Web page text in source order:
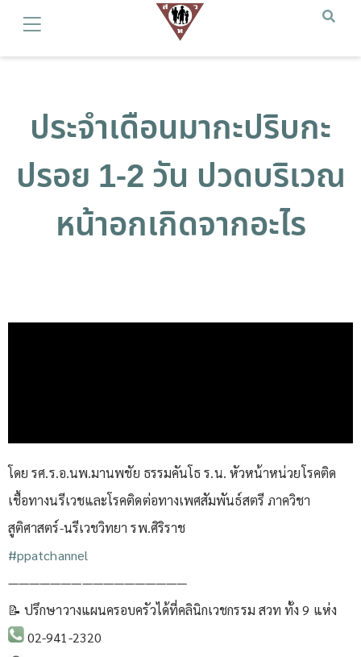
ประจำเดือนมากะปริบกะ
ปรอย 1-2 วัน ปวดบริเวณ
หน้าอกเกิดจากอะไร
โดย รศ.ร.อ.นพ.มานพชัย ธรรมคันโธ ร.น. หัวหน้าหน่วยโรคติด
เชื้อทางนรีเวชและโรคติดต่อทางเพศสัมพันธ์สตรี ภาควิชา
สูติศาสตร์-นรีเวชวิทยา รพ.ศิริราช
#ppatchannel​
—————————————————
📝 ปรึกษาวางแผนครอบครัวได้ที่คลินิกเวชกรรม สวท ทั้ง 9 แห่ง
02-941-2320